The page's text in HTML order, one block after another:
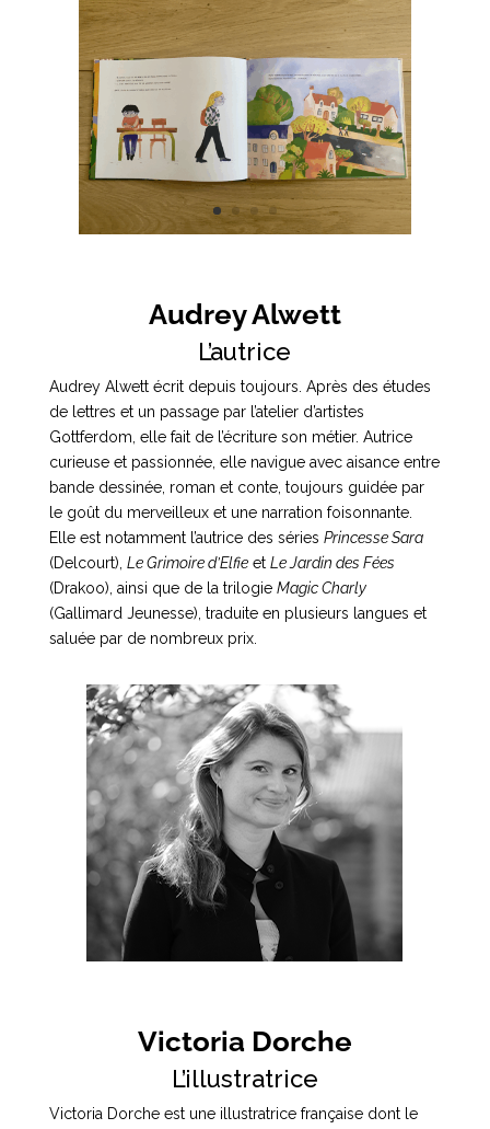
e
:
Audrey Alwett
L’autrice
Audrey Alwett écrit depuis toujours. Après des études
de lettres et un passage par l’atelier d’artistes
Gottferdom, elle fait de l’écriture son métier. Autrice
curieuse et passionnée, elle navigue avec aisance entre
bande dessinée, roman et conte, toujours guidée par
le goût du merveilleux et une narration foisonnante.
Elle est notamment l’autrice des séries Princesse Sara
(Delcourt), Le Grimoire d’Elfieet Le Jardin des Fées
(Drakoo), ainsi que de la trilogie Magic Charly
(Gallimard Jeunesse), traduite en plusieurs langues et
saluée par de nombreux prix.
Victoria Dorche
L’illustratrice
Victoria Dorche est une illustratrice française dont le